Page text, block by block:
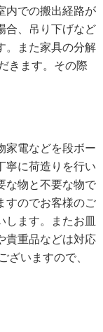
内での搬出経路が
合、吊り下げなど
。また家具の分解
きます。その際
家電などを段ボー
寧に荷造りを行い
な物と不要な物で
すのでお客様のご
します。またお皿
貴重品などは対応
ざいますので、